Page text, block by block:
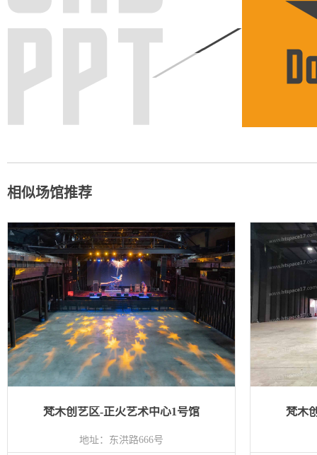
相似场馆推荐
梵木创艺区-正火艺术中心1号馆
地址：东洪路666号
梵木